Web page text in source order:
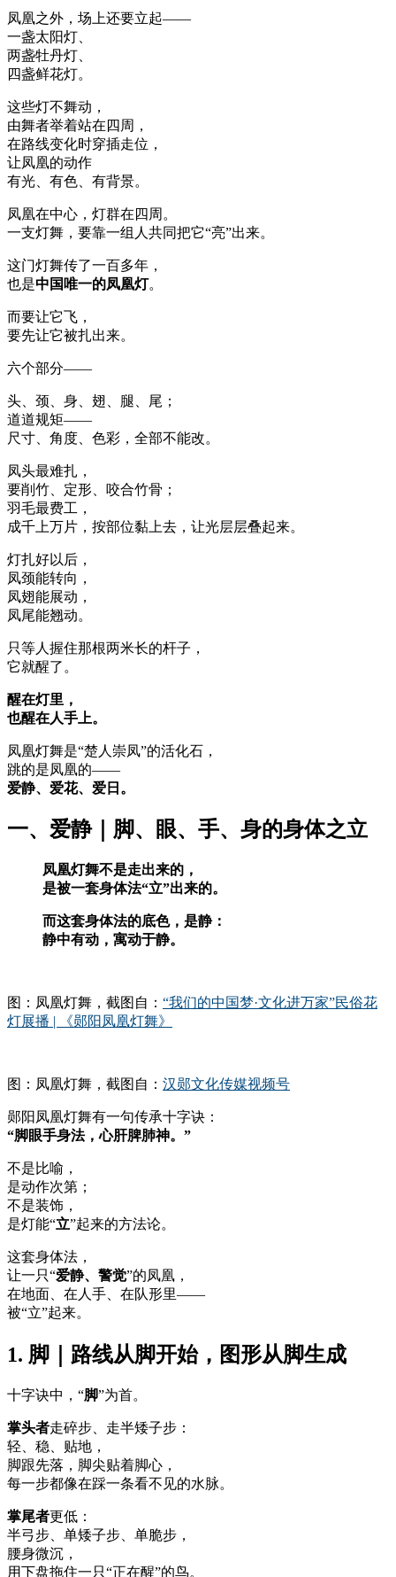
凤凰之外，场上还要立起——
一盏太阳灯、
两盏牡丹灯、
四盏鲜花灯。
这些灯不舞动，
由舞者举着站在四周，
在路线变化时穿插走位，
让凤凰的动作
有光、有色、有背景。
凤凰在中心，灯群在四周。
一支灯舞，要靠一组人共同把它“亮”出来。
这门灯舞传了一百多年，
也是中国唯一的凤凰灯。
而要让它飞，
要先让它被扎出来。
六个部分——
头、颈、身、翅、腿、尾；
道道规矩——
尺寸、角度、色彩，全部不能改。
凤头最难扎，
要削竹、定形、咬合竹骨；
羽毛最费工，
成千上万片，按部位黏上去，让光层层叠起来。
灯扎好以后，
凤颈能转向，
凤翅能展动，
凤尾能翘动。
只等人握住那根两米长的杆子，
它就醒了。
醒在灯里，
也醒在人手上。
凤凰灯舞是“楚人崇凤”的活化石，
跳的是凤凰的——
爱静、爱花、爱日。
一、爱静｜脚、眼、手、身的身体之立
凤凰灯舞不是走出来的，
是被一套身体法“立”出来的。
而这套身体法的底色，是静：
静中有动，寓动于静。
图：凤凰灯舞，截图自： “我们的中国梦·文化进万家”民俗花
灯展播 | 《郧阳凤凰灯舞》
图：凤凰灯舞，截图自： 汉郧文化传媒视频号
郧阳凤凰灯舞有一句传承十字诀：
“脚眼手身法，心肝脾肺神。”
不是比喻，
是动作次第；
不是装饰，
是灯能“立”起来的方法论。
这套身体法，
让一只“爱静、警觉”的凤凰，
在地面、在人手、在队形里——
被“立”起来。
1. 脚｜路线从脚开始，图形从脚生成
十字诀中，“脚”为首。
掌头者走碎步、走半矮子步：
轻、稳、贴地，
脚跟先落，脚尖贴着脚心，
每一步都像在踩一条看不见的水脉。
掌尾者更低：
半弓步、单矮子步、单脆步，
腰身微沉，
用下盘拖住一只“正在醒”的鸟。